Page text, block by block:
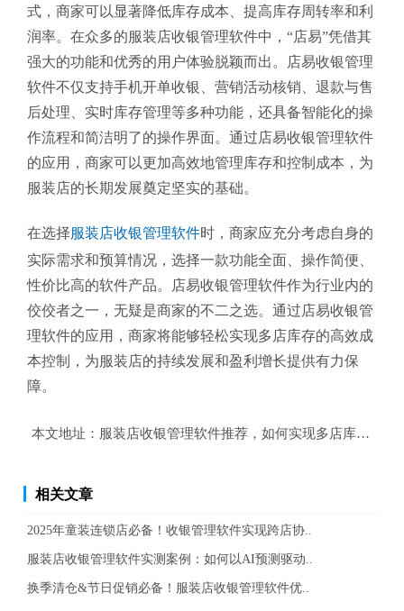
式，商家可以显著降低库存成本、提高库存周转率和利
润率。在众多的服装店收银管理软件中，“店易”凭借其
强大的功能和优秀的用户体验脱颖而出。店易收银管理
软件不仅支持手机开单收银、营销活动核销、退款与售
后处理、实时库存管理等多种功能，还具备智能化的操
作流程和简洁明了的操作界面。通过店易收银管理软件
的应用，商家可以更加高效地管理库存和控制成本，为
服装店的长期发展奠定坚实的基础。
在选择服装店收银管理软件时，商家应充分考虑自身的
实际需求和预算情况，选择一款功能全面、操作简便、
性价比高的软件产品。店易收银管理软件作为行业内的
佼佼者之一，无疑是商家的不二之选。通过店易收银管
理软件的应用，商家将能够轻松实现多店库存的高效成
本控制，为服装店的持续发展和盈利增长提供有力保
障。
本文地址： 服装店收银管理软件推荐，如何实现多店库存高效
相关文章
2025年童装连锁店必备！收银管理软件实现跨店协..
服装店收银管理软件实测案例：如何以AI预测驱动..
换季清仓&节日促销必备！服装店收银管理软件优..